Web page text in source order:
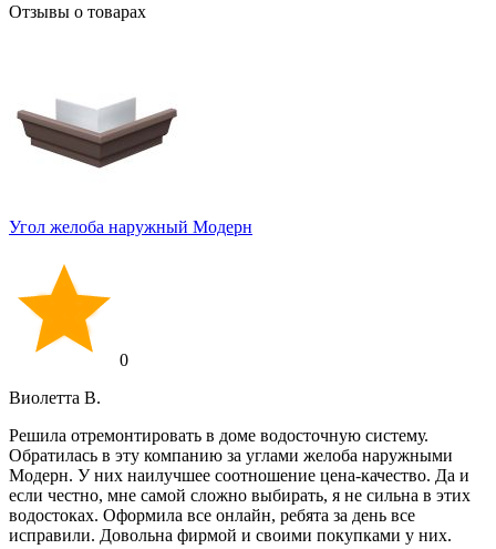
Отзывы о товарах
Угол желоба наружный Модерн
0
Виолетта В.
Решила отремонтировать в доме водосточную систему.
Обратилась в эту компанию за углами желоба наружными
Модерн. У них наилучшее соотношение цена-качество. Да и
если честно, мне самой сложно выбирать, я не сильна в этих
водостоках. Оформила все онлайн, ребята за день все
исправили. Довольна фирмой и своими покупками у них.